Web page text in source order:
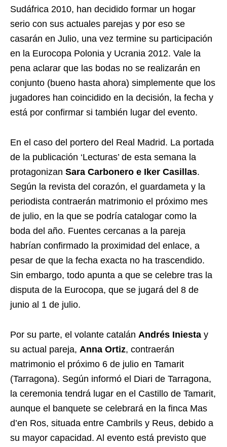
Sudáfrica 2010, han decidido formar un hogar
serio con sus actuales parejas y por eso se
casarán en Julio, una vez termine su participación
en la Eurocopa Polonia y Ucrania 2012. Vale la
pena aclarar que las bodas no se realizarán en
conjunto (bueno hasta ahora) simplemente que los
jugadores han coincidido en la decisión, la fecha y
está por confirmar si también lugar del evento.
En el caso del portero del Real Madrid. La portada
de la publicación ‘Lecturas’ de esta semana la
protagonizan Sara Carbonero e Iker Casillas.
Según la revista del corazón, el guardameta y la
periodista contraerán matrimonio el próximo mes
de julio, en la que se podría catalogar como la
boda del año. Fuentes cercanas a la pareja
habrían confirmado la proximidad del enlace, a
pesar de que la fecha exacta no ha trascendido.
Sin embargo, todo apunta a que se celebre tras la
disputa de la Eurocopa, que se jugará del 8 de
junio al 1 de julio.
Por su parte, el volante catalán Andrés Iniesta y
su actual pareja, Anna Ortiz, contraerán
matrimonio el próximo 6 de julio en Tamarit
(Tarragona). Según informó el Diari de Tarragona,
la ceremonia tendrá lugar en el Castillo de Tamarit,
aunque el banquete se celebrará en la finca Mas
d’en Ros, situada entre Cambrils y Reus, debido a
su mayor capacidad. Al evento está previsto que